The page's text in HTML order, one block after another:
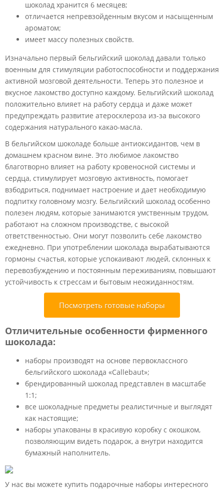
шоколад хранится 6 месяцев;
отличается непревзойденным вкусом и насыщенным
ароматом;
имеет массу полезных свойств.
Изначально первый бельгийский шоколад давали только
военным для стимуляции работоспособности и поддержания
активной мозговой деятельности. Теперь это полезное и
вкусное лакомство доступно каждому. Бельгийский шоколад
положительно влияет на работу сердца и даже может
предупреждать развитие атеросклероза из-за высокого
содержания натурального какао-масла.
В бельгийском шоколаде больше антиоксидантов, чем в
домашнем красном вине. Это любимое лакомство
благотворно влияет на работу кровеносной системы и
сердца, стимулирует мозговую активность, помогает
взбодриться, поднимает настроение и дает необходимую
подпитку головному мозгу. Бельгийский шоколад особенно
полезен людям, которые занимаются умственным трудом,
работают на сложном производстве, с высокой
ответственностью. Они могут позволить себе лакомство
ежедневно. При употреблении шоколада вырабатываются
гормоны счастья, которые успокаивают людей, склонных к
перевозбуждению и постоянным переживаниям, повышают
устойчивость к стрессам и бытовым неожиданностям.
Посмотреть готовые наборы
Отличительные особенности фирменного
шоколада:
наборы производят на основе первоклассного
бельгийского шоколада «Callebaut»;
брендированный шоколад представлен в масштабе
1:1;
все шоколадные предметы реалистичные и выглядят
как настоящие;
наборы упакованы в красивую коробку с окошком,
позволяющим видеть подарок, а внутри находится
бумажный наполнитель.
У нас вы можете купить подарочные наборы интересного